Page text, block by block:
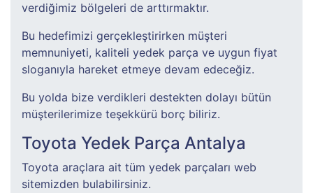
verdiğimiz bölgeleri de arttırmaktır.
Bu hedefimizi gerçekleştirirken müşteri
memnuniyeti, kaliteli yedek parça ve uygun fiyat
sloganıyla hareket etmeye devam edeceğiz.
Bu yolda bize verdikleri destekten dolayı bütün
müşterilerimize teşekkürü borç biliriz.
Toyota Yedek Parça Antalya
Toyota araçlara ait tüm yedek parçaları web
sitemizden bulabilirsiniz.